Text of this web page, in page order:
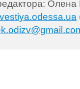
Олена